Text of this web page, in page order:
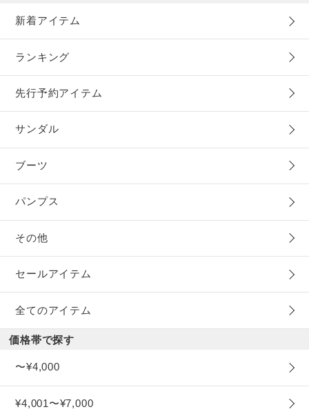
新着アイテム
ランキング
先行予約アイテム
サンダル
ブーツ
パンプス
その他
セールアイテム
全てのアイテム
価格帯で探す
〜¥4,000
¥4,001〜¥7,000